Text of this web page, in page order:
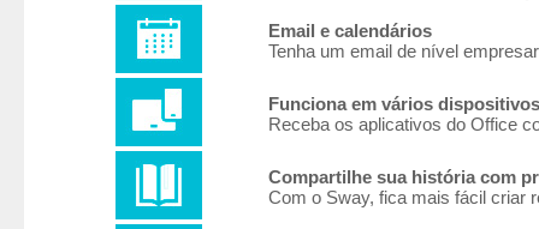
Email e calendários
Tenha um email de nível
Funciona em vários dispositivos
Receba os aplicativos do Office
Compartilhe sua história com
Com o Sway, fica mais fácil criar